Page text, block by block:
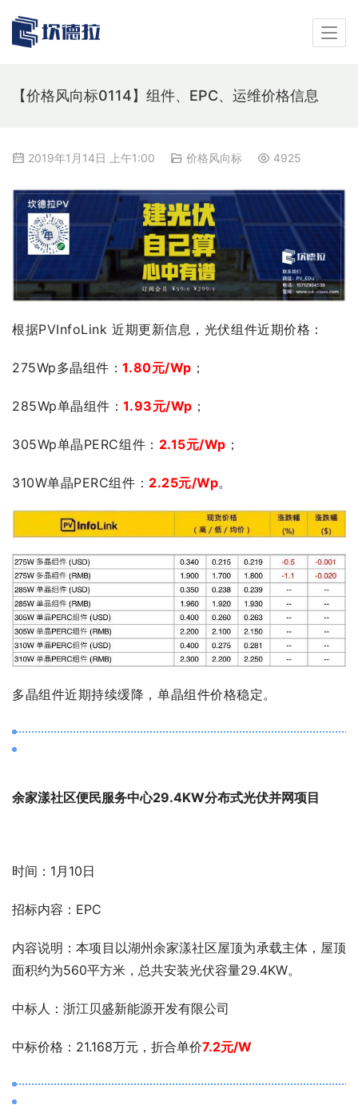
【价格风向标0114】组件、EPC、运维价格信息
2019年1月14日 上午1:00 价格风向标 4925
根据PVInfoLink 近期更新信息，光伏组件近期价格：
275Wp多晶组件：1.80元/Wp ；
285Wp单晶组件：1.93元/Wp ；
305Wp单晶PERC组件： 2.15元/Wp ；
310W单晶PERC组件： 2.25元/Wp。
多晶组件近期持续缓降，单晶组件价格稳定。
余家漾社区便民服务中心29.4KW分布式光伏并网项目
时间：1月10日
招标内容：EPC
内容说明：本项目以湖州余家漾社区屋顶为承载主体，屋顶
面积约为560平方米，总共安装光伏容量29.4KW。
中标人：浙江贝盛新能源开发有限公司
中标价格：21.168万元，折合单价7.2元/W